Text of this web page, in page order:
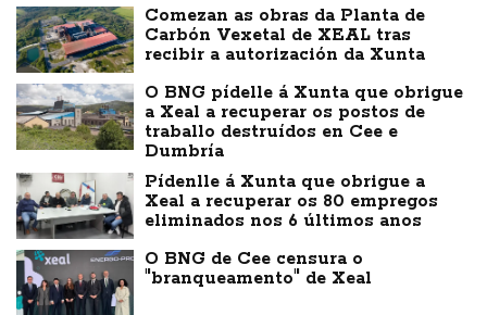
Comezan as obras da Planta de
Carbón Vexetal de XEAL tras
recibir a autorización da Xunta
O BNG pídelle á Xunta que obrigue
a Xeal a recuperar os postos de
traballo destruídos en Cee e
Dumbría
Pídenlle á Xunta que obrigue a
Xeal a recuperar os 80 empregos
eliminados nos 6 últimos anos
O BNG de Cee censura o
"branqueamento" de Xeal